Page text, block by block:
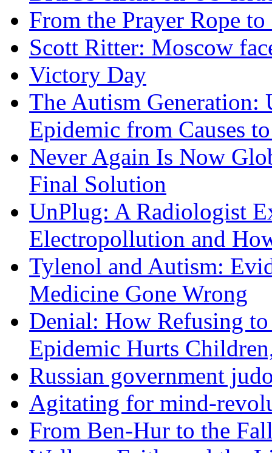
From the Prayer Rope
Scott Ritter: Moscow
Victory Day
The Autism Generation:
Epidemic from Causes
Never Again Is Now
Final Solution
UnPlug: A Radiologist
Electropollution and
Tylenol and Autism:
Medicine Gone Wrong
Denial: How Refusing
Epidemic Hurts
Russian government
Agitating for mind-
From Ben-Hur to the